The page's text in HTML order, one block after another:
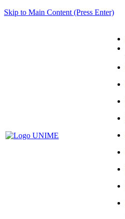
Skip to Main Content (Press Enter)